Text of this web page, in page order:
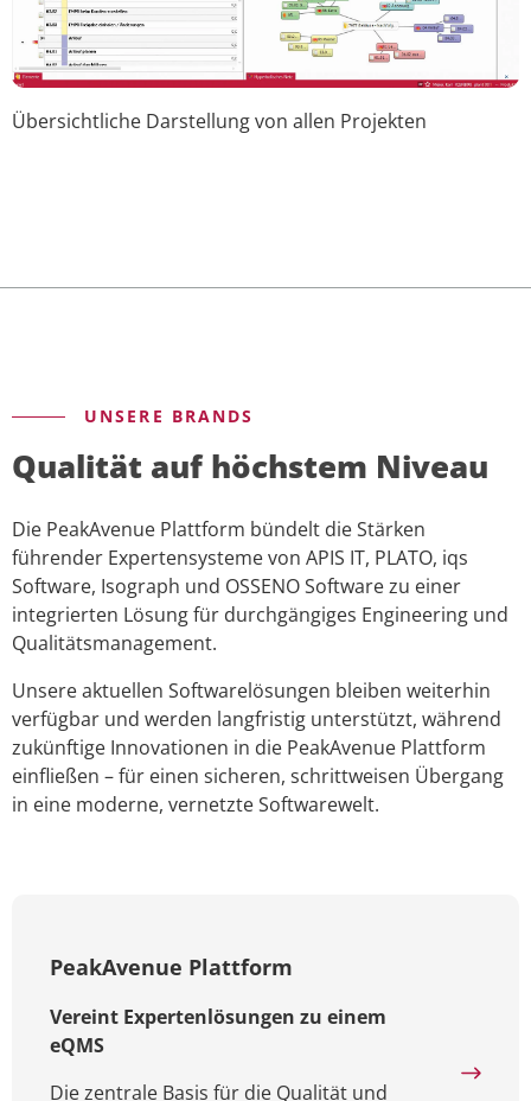
Übersichtliche Darstellung von allen Projekten
UNSERE BRANDS
Qualität auf höchstem Niveau
Die PeakAvenue Plattform bündelt die Stärken
führender Expertensysteme von APIS IT, PLATO, iqs
Software, Isograph und OSSENO Software zu einer
integrierten Lösung für durchgängiges Engineering und
Qualitätsmanagement.
Unsere aktuellen Softwarelösungen bleiben weiterhin
verfügbar und werden langfristig unterstützt, während
zukünftige Innovationen in die PeakAvenue Plattform
einfließen – für einen sicheren, schrittweisen Übergang
in eine moderne, vernetzte Softwarewelt.
PeakAvenue Plattform
Vereint Expertenlösungen zu einem
eQMS
Die zentrale Basis für die Qualität und